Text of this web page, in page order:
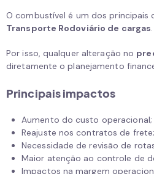
O combustível é um dos principais
Transporte Rodoviário de cargas.
Por isso, qualquer alteração no
diretamente o planejamento
Principais impactos
Aumento do custo operacional;
Reajuste nos contratos de frete;
Necessidade de revisão de
Maior atenção ao controle de
Impactos na margem